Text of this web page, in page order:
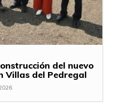
del nuevo
Villas del Pedregal